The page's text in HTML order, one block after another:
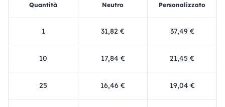
Quantità Neutro Personalizzato
1 31,82 € 37,49 €
10 17,84 € 21,45 €
25 16,46 € 19,04 €